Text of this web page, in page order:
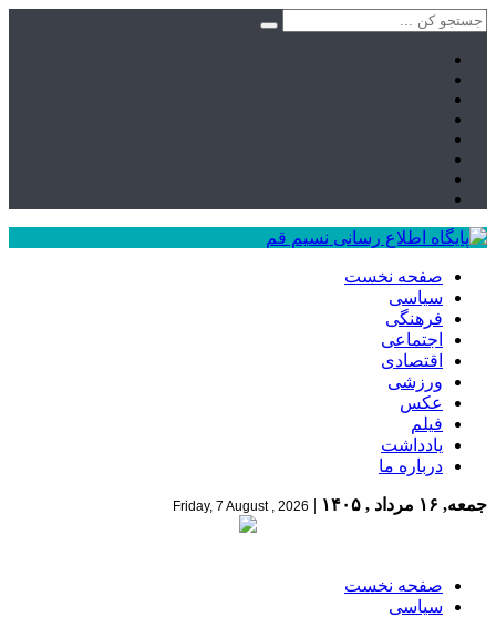
صفحه نخست
سیاسی
فرهنگی
اجتماعی
اقتصادی
ورزشی
عکس
فیلم
یادداشت
درباره ما
جمعه, ۱۶ مرداد , ۱۴۰۵ |
Friday, 7 August , 2026
صفحه نخست
سیاسی